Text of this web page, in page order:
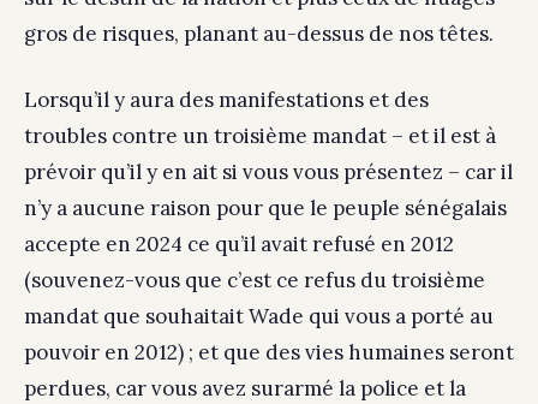
gros de risques, planant au-dessus de nos têtes.
Lorsqu’il y aura des manifestations et des
troubles contre un troisième mandat – et il est à
prévoir qu’il y en ait si vous vous présentez – car il
n’y a aucune raison pour que le peuple sénégalais
accepte en 2024 ce qu’il avait refusé en 2012
(souvenez-vous que c’est ce refus du troisième
mandat que souhaitait Wade qui vous a porté au
pouvoir en 2012) ; et que des vies humaines seront
perdues, car vous avez surarmé la police et la